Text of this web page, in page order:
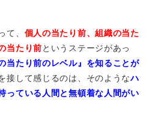
て、 個人の当たり前、組織の当た
当たり前というステージがあっ
当たり前のレベル』を知ることが
接して感じるのは、そのようなハ
っている人間と無頓着な人間がい